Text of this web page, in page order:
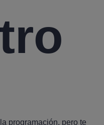
programación, pero te